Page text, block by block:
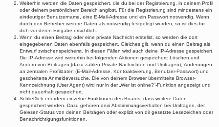
Weiterhin werden die Daten gespeichert, die du bei der Registrierung, in deinem Profil
oder deinem persönlichem Bereich angibst. Für die Registrierung sind mindestens ein
eindeutiger Benutzername, eine E-Mail-Adresse und ein Passwort notwendig. Wenn
durch den Betreiber weitere Daten als notwendig festgelegt wurden, so ist dies für
dich vor deren Eingabe ersichtlich.
Wenn du einen Beitrag oder eine private Nachricht erstellst, so werden die dort
eingegebenen Daten ebenfalls gespeichert. Gleiches gilt, wenn du einen Beitrag als
Entwurf zwischenspeicherst. In diesen Fällen wird auch deine IP-Adresse gespeichert.
Die IP-Adresse wird weiterhin bei folgenden Aktionen gespeichert: Löschen und
Ändern von Beiträgen (dazu zählen Private Nachrichten und Umfragen), Änderungen
an zentralen Profildaten (E-Mail-Adresse, Kontoaktivierung, Benutzer-Passwort) und
gescheiterte Anmeldeversuche. Die von deinem Browser übermittelte Browser-
Kennzeichnung (User Agent) wird nur in der „Wer ist online?“-Funktion angezeigt und
nicht dauerhaft gespeichert.
Schließlich erfordern einzelne Funktionen des Boards, dass weitere Daten
gespeichert werden. Dazu gehören dein Abstimmungsverhalten bei Umfragen, der
Gelesen-Status von deinen Beiträgen oder explizit von dir gesetzte Lesezeichen oder
Benachrichtigungsfunktionen.